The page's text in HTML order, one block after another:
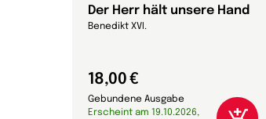
Der Herr hält unsere Hand
Benedikt XVI.
18,00 €
Gebundene Ausgabe
Erscheint am 19.10.2026,